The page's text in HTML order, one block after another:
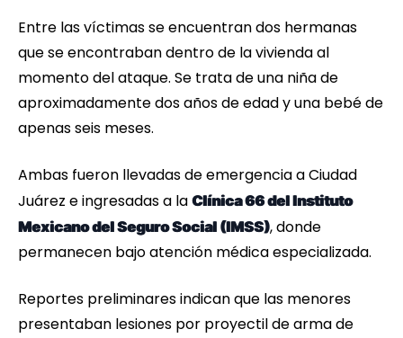
Entre las víctimas se encuentran dos hermanas
que se encontraban dentro de la vivienda al
momento del ataque. Se trata de una niña de
aproximadamente dos años de edad y una bebé de
apenas seis meses.
Ambas fueron llevadas de emergencia a Ciudad
Juárez e ingresadas a la Clínica 66 del Instituto
Mexicano del Seguro Social (IMSS), donde
permanecen bajo atención médica especializada.
Reportes preliminares indican que las menores
presentaban lesiones por proyectil de arma de